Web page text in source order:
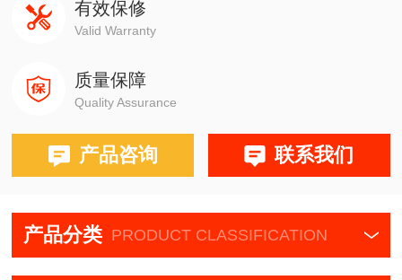
赛默飞1310,1300,1610,1600
瓦里安3800系列
布鲁克PE580,590,680,690
有效保修
Valid Warranty
质量保障
Quality Assurance
产品咨询 联系我们
产品分类 PRODUCT CLASSIFICATION